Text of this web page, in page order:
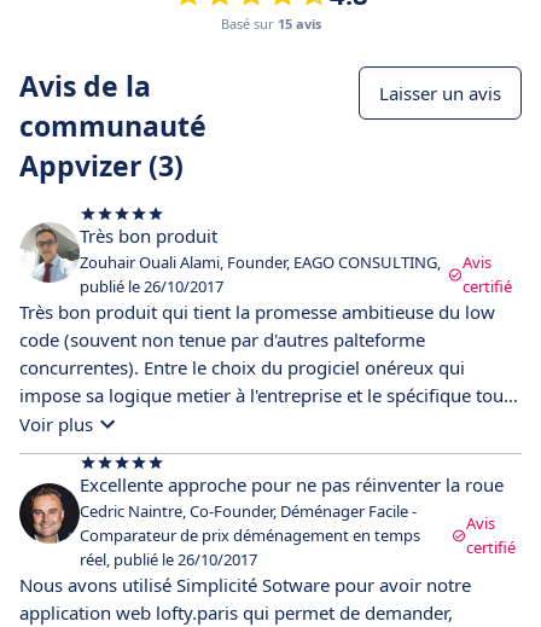
Basé sur 15 avis
Avis de la
communauté
Appvizer (3)
Laisser un avis
Très bon produit
Zouhair Ouali Alami, Founder, EAGO CONSULTING,
publié le 26/10/2017
Avis
certifié
Très bon produit qui tient la promesse ambitieuse du low
code (souvent non tenue par d'autres palteforme
concurrentes). Entre le choix du progiciel onéreux qui
impose sa logique metier à l'entreprise et le spécifique tout
aussi onéreux avec l'effet tunnel en plus, simplicité software
offre une voie alternative qui permet de faire du sur-mesure
pour au moins 3 fois moins cher. La plateforme a plus bien
évoluée depuis sa création et elle possède une très belle
ergonomie et possède toutes les fonctionnalités nécessaires
pour s'intégrer facilement dans un SI d'une grande
entreprise.
Voir plus
Excellente approche pour ne pas réinventer la roue
Cedric Naintre, Co-Founder, Déménager Facile -
Comparateur de prix déménagement en temps
réel, publié le 26/10/2017
Avis
certifié
Nous avons utilisé Simplicité Sotware pour avoir notre
application web lofty.paris qui permet de demander,